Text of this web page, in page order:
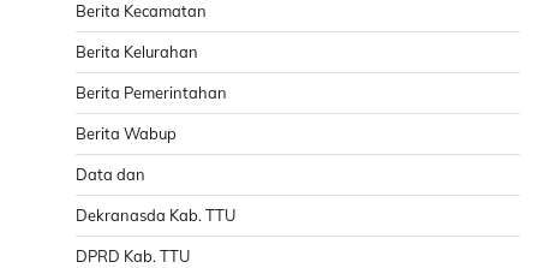
Berita Kecamatan
Berita Kelurahan
Berita Pemerintahan
Berita Wabup
Data dan
Dekranasda Kab. TTU
DPRD Kab. TTU